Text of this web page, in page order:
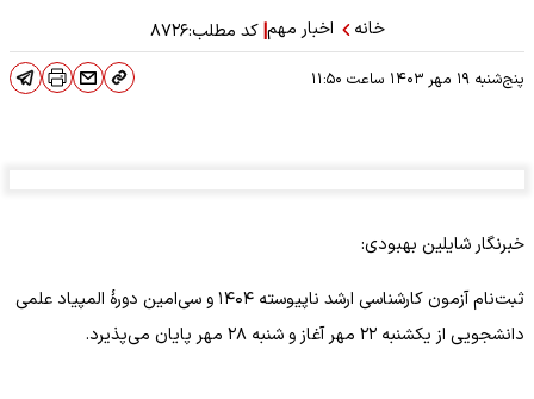
خانه اخبار مهم| کد مطلب:۸۷۲۶
پنج‌شنبه ۱۹ مهر ۱۴۰۳ ساعت
خبرنگار شایلین بهبودی:
ثبت‌نام آزمون کارشناسی ارشد ناپیوسته ۱۴۰۴ و سی‌امین دور‌ۀ المپیاد علمی
دانشجویی از یکشنبه ۲۲ مهر آغاز و شنبه ۲۸ مهر پایان می‌پذیرد.